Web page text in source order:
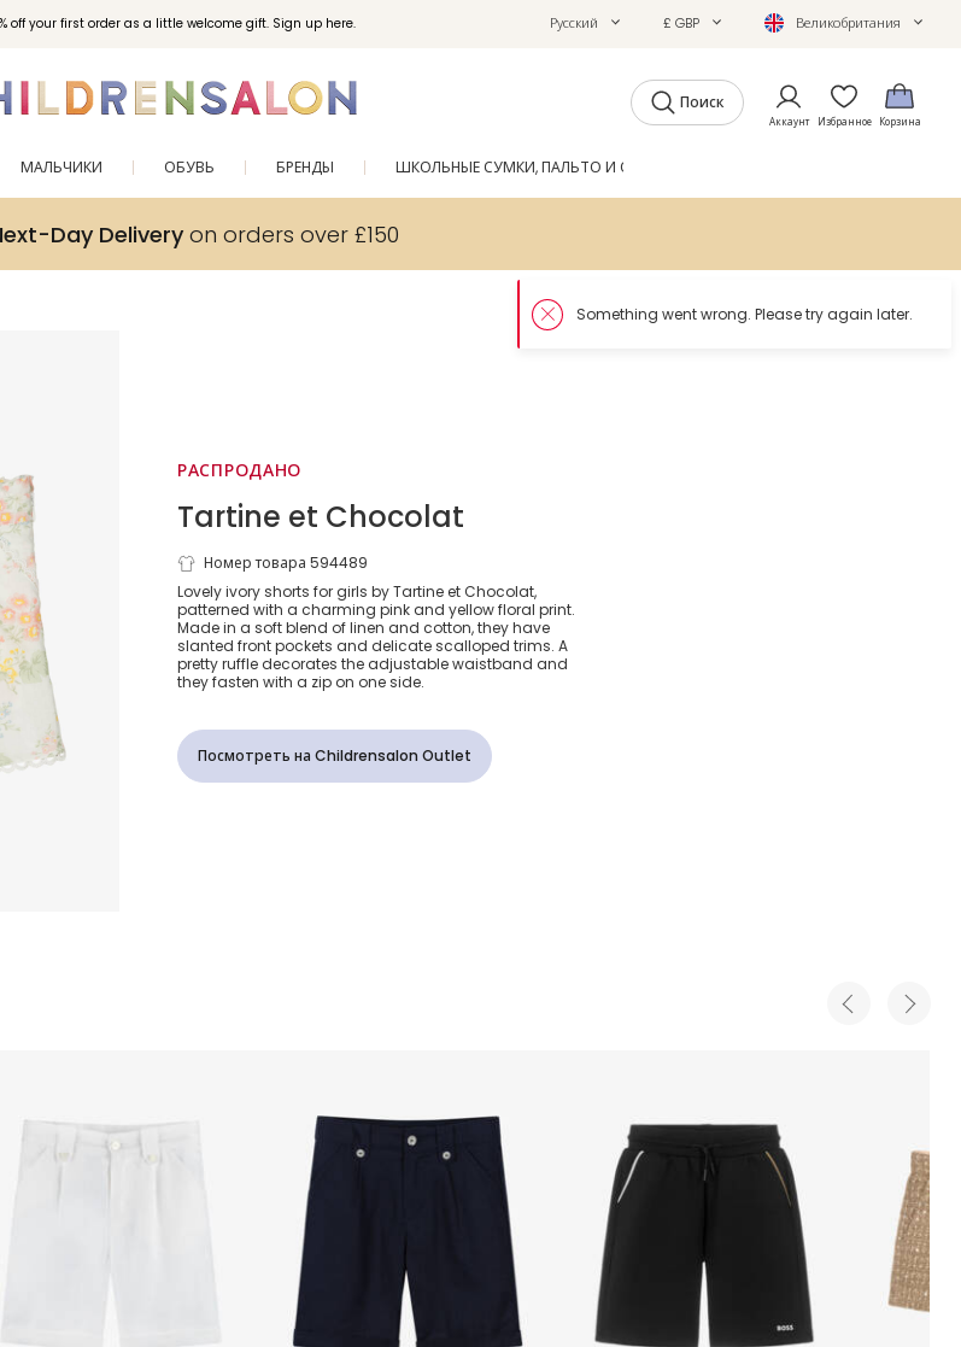
off your first order as a little welcome gift. Sign up here. Русский £ GBP Великобритания
Поиск
Аккаунт Избранное Корзина
МАЛЬЧИКИ ОБУВЬ БРЕНДЫ ШКОЛЬНЫЕ СУМКИ, ПАЛЬТО И ОБУВЬ
Day Deliveryon orders over £150
РАСПРОДАНО
Tartine et Chocolat
Girls Ivory Linen &
Cotton Floral Shorts
Номер товара 594489
Lovely ivory shorts for girls by Tartine et Chocolat,
patterned with a charming pink and yellow floral print.
Made in a soft blend of linen and cotton, they have
slanted front pockets and delicate scalloped trims. A
pretty ruffle decorates the adjustable waistband and
they fasten with a zip on one side.
Посмотреть на Childrensalon Outlet
Something